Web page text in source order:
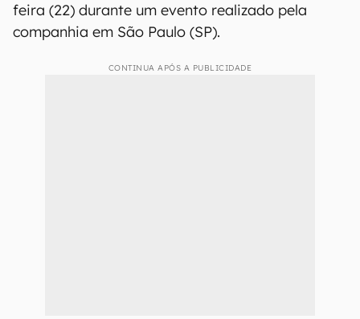
feira (22) durante um evento realizado pela
companhia em São Paulo (SP).
CONTINUA APÓS A PUBLICIDADE